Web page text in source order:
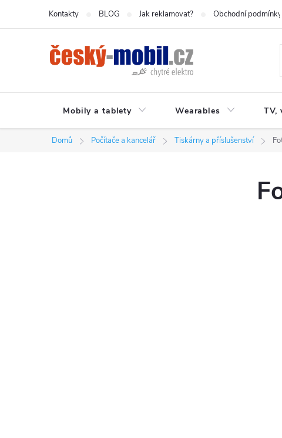
Kontakty BLOG Jak reklamovat? Obchodní podmínky
Mobily a tablety Wearables TV,
Domů Počítače a kancelář Tiskárny a příslušenství